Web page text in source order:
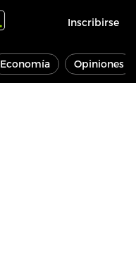
Inscribirse
Economía Opiniones